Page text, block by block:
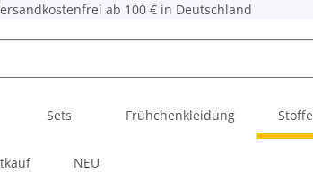
ab 100 € in Deutschland
Sets Frühchenkleidung Stoffe
NEU